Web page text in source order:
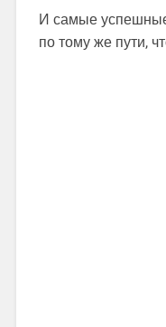
И самые
по тому же пути,